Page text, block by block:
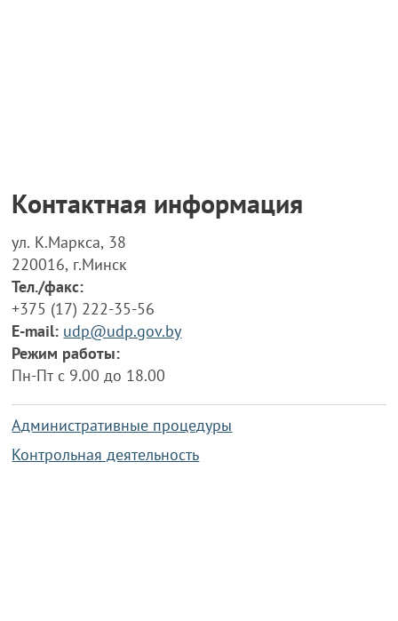
Контактная информация
ул. К.Маркса, 38
220016, г.Минск
Тел./факс:
+375 (17) 222-35-56
E-mail: udp@udp.gov.by
Режим работы:
Пн-Пт с 9.00 до 18.00
Административные процедуры
Контрольная деятельность